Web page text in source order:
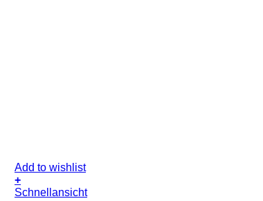
Add to wishlist
+
Schnellansicht